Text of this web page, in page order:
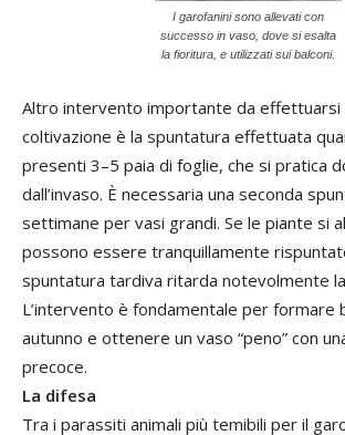
I garofanini sono allevati con
successo in vaso, dove si esalta
la fioritura, e utilizzati sui balconi.
Altro intervento importante da effettuarsi
coltivazione è la spuntatura effettuata
presenti 3–5 paia di foglie, che si pratica
dall’invaso. È necessaria una seconda
settimane per vasi grandi. Se le piante si
possono essere tranquillamente
spuntatura tardiva ritarda notevolmente
L’intervento è fondamentale per formare
autunno e ottenere un vaso “peno” con
precoce.
La difesa
Tra i parassiti animali più temibili per il